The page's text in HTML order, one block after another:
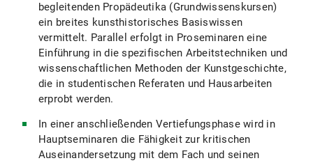
begleitenden Propädeutika (Grundwissenskursen)
ein breites kunsthistorisches Basiswissen
vermittelt. Parallel erfolgt in Proseminaren eine
Einführung in die spezifischen Arbeitstechniken und
wissenschaftlichen Methoden der Kunstgeschichte,
die in studentischen Referaten und Hausarbeiten
erprobt werden.
In einer anschließenden Vertiefungsphase wird in
Hauptseminaren die Fähigkeit zur kritischen
Auseinandersetzung mit dem Fach und seinen